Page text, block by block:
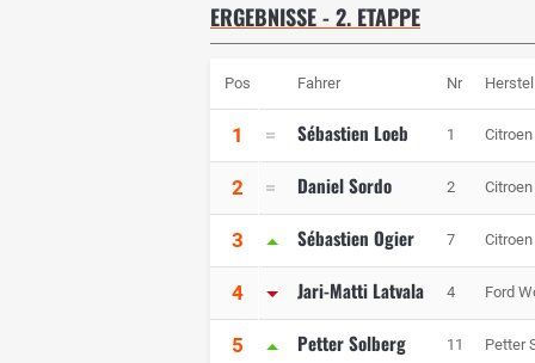
ERGEBNISSE - 2. ETAPPE
Pos Fahrer Nr
1 Sébastien Loeb 1
2 Daniel Sordo 2
3 Sébastien Ogier 7
4 Jari-Matti Latvala 4 Ford
5 Petter Solberg 11 Petter